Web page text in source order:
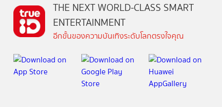
THE NEXT WORLD-CLASS SMART
ENTERTAINMENT
อีกขั้นของความบันเทิงระดับโลกตรงใจคุณ